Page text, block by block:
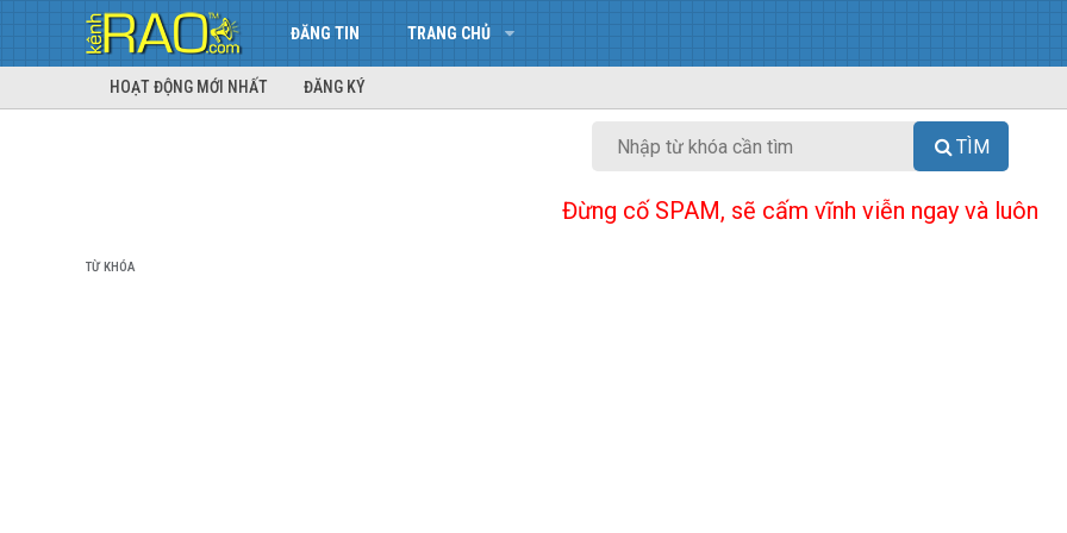
ĐĂNG TIN TRANG CHỦ
HOẠT ĐỘNG MỚI NHẤT ĐĂNG KÝ
TÌM
Đừng cố SPAM, sẽ cấm vĩnh viễn ngay và luôn
TỪ KHÓA